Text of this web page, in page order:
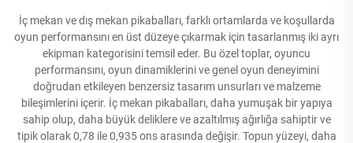
İç mekan ve dış mekan pikabalları, farklı ortamlarda ve koşullarda
oyun performansını en üst düzeye çıkarmak için tasarlanmış iki ayrı
ekipman kategorisini temsil eder. Bu özel toplar, oyuncu
performansını, oyun dinamiklerini ve genel oyun deneyimini
doğrudan etkileyen benzersiz tasarım unsurları ve malzeme
bileşimlerini içerir. İç mekan pikabalları, daha yumuşak bir yapıya
sahip olup, daha büyük deliklere ve azaltılmış ağırlığa sahiptir ve
tipik olarak 0,78 ile 0,935 ons arasında değişir. Topun yüzeyi, daha